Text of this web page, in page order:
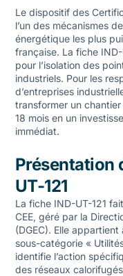
Le dispositif des
l’un des mécanismes
énergétique les plus
française. La fiche
pour l’isolation des
industriels. Pour les
d’entreprises
transformer un
18 mois en un
immédiat.
Présentation
UT-121
La fiche IND-UT-121
CEE, géré par la
(DGEC). Elle
sous-catégorie «
identifie l’action
des réseaux